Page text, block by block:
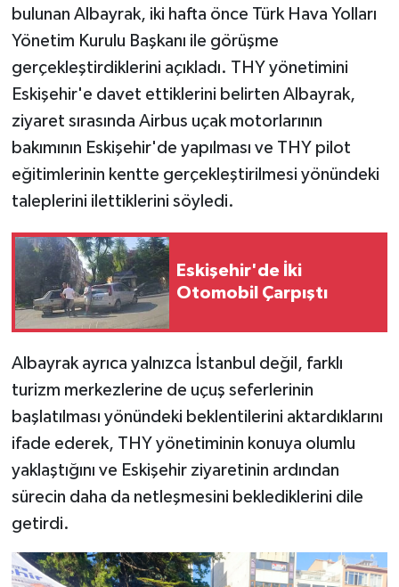
bulunan Albayrak, iki hafta önce Türk Hava Yolları
Yönetim Kurulu Başkanı ile görüşme
gerçekleştirdiklerini açıkladı. THY yönetimini
Eskişehir'e davet ettiklerini belirten Albayrak,
ziyaret sırasında Airbus uçak motorlarının
bakımının Eskişehir'de yapılması ve THY pilot
eğitimlerinin kentte gerçekleştirilmesi yönündeki
taleplerini ilettiklerini söyledi.
Eskişehir'de İki
Otomobil Çarpıştı
Albayrak ayrıca yalnızca İstanbul değil, farklı
turizm merkezlerine de uçuş seferlerinin
başlatılması yönündeki beklentilerini aktardıklarını
ifade ederek, THY yönetiminin konuya olumlu
yaklaştığını ve Eskişehir ziyaretinin ardından
sürecin daha da netleşmesini beklediklerini dile
getirdi.